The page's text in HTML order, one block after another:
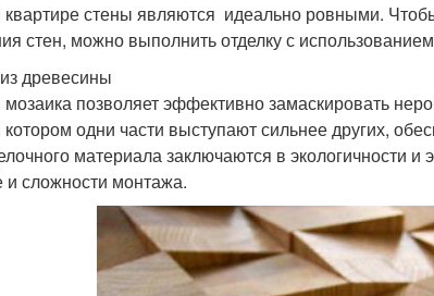
стены являются идеально ровными.
стен, можно выполнить отделку с
древесины
позволяет эффективно замаскировать
котором одни части выступают сильнее других,
материала заключаются в экологичности
и сложности монтажа.